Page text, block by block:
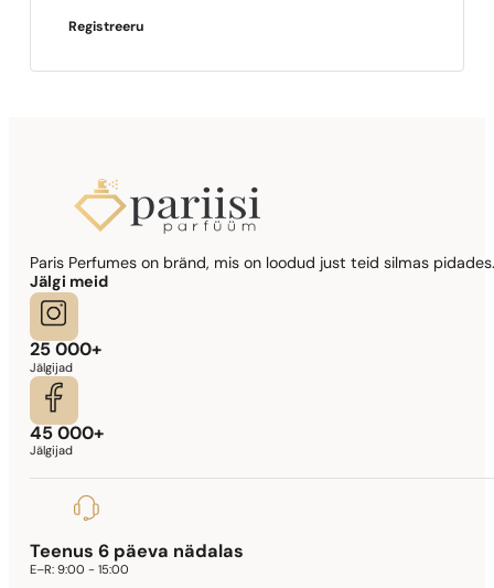
Registreeru
Paris Perfumes on bränd, mis on loodud just teid silmas
Jälgi meid
25 000+
Jälgijad
45 000+
Jälgijad
Teenus 6 päeva nädalas
E–R:9:00 - 15:00